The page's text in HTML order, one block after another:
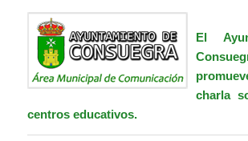
El
charla
centros educativos.